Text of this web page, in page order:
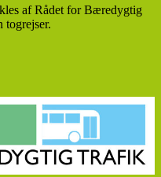
af Rådet for Bæredygtig
togrejser.